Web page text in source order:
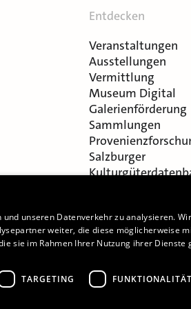
Entdecken
Veranstaltungen
Ausstellungen
Vermittlung
Museum Digital
Galerienförderung
Sammlungen
Salzburger
Cookie-Einstellungen
unseren Datenverkehr zu analysieren.
weiter, die diese möglicherweise
sie im Rahmen Ihrer Nutzung ihrer Dienste
TARGETING FUNKTIONALITÄT